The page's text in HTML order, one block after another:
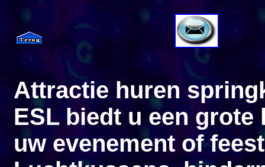
Attractie huren
ESL biedt u een
uw evenement of